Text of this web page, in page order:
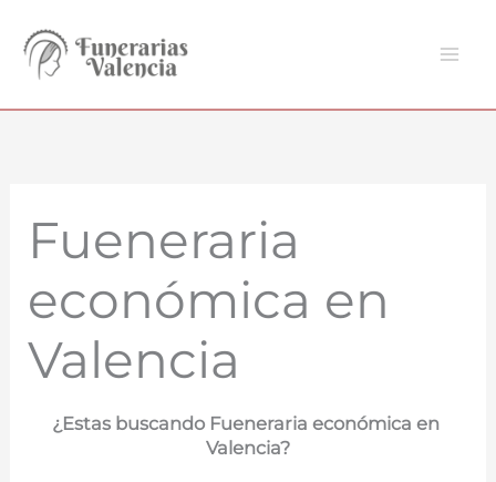
contenido
Fueneraria
económica en
Valencia
¿Estas buscando Fueneraria económica en
Valencia?